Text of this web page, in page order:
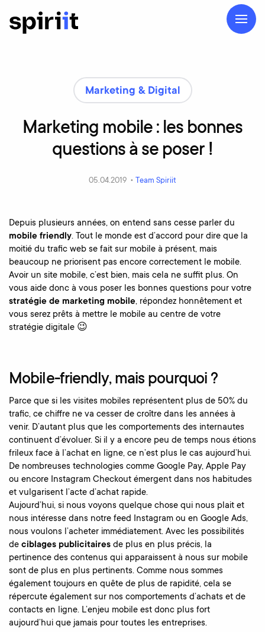
Marketing & Digital
Marketing mobile : les bonnes
questions à se poser !
05.04.2019 • Team Spiriit
Depuis plusieurs années, on entend sans cesse parler du
mobile friendly. Tout le monde est d’accord pour dire que la
moitié du trafic web se fait sur mobile à présent, mais
beaucoup ne priorisent pas encore correctement le mobile.
Avoir un site mobile, c’est bien, mais cela ne suffit plus. On
vous aide donc à vous poser les bonnes questions pour votre
stratégie de marketing mobile, répondez honnêtement et
vous serez prêts à mettre le mobile au centre de votre
stratégie digitale 😉
Mobile-friendly, mais pourquoi ?
Parce que si les visites mobiles représentent plus de 50% du
trafic, ce chiffre ne va cesser de croître dans les années à
venir. D’autant plus que les comportements des internautes
continuent d’évoluer. Si il y a encore peu de temps nous étions
frileux face à l’achat en ligne, ce n’est plus le cas aujourd’hui.
De nombreuses technologies comme Google Pay, Apple Pay
ou encore Instagram Checkout émergent dans nos habitudes
et vulgarisent l’acte d’achat rapide.
Aujourd’hui, si nous voyons quelque chose qui nous plait et
nous intéresse dans notre feed Instagram ou en Google Ads,
nous voulons l’acheter immédiatement. Avec les possibilités
de ciblages publicitaires de plus en plus précis, la
pertinence des contenus qui apparaissent à nous sur mobile
sont de plus en plus pertinents. Comme nous sommes
également toujours en quête de plus de rapidité, cela se
répercute également sur nos comportements d’achats et de
contacts en ligne. L’enjeu mobile est donc plus fort
aujourd’hui que jamais pour toutes les entreprises.